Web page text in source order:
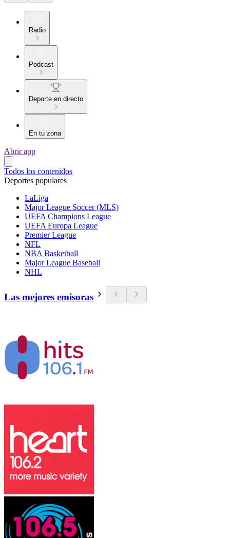
Radio
Podcast
Deporte en directo
En tu zona
Abrir app
Todos los contenidos
Deportes populares
LaLiga
Major League Soccer (MLS)
UEFA Champions League
UEFA Europa League
Premier League
NFL
NBA Basketball
Major League Baseball
NHL
Las mejores emisoras